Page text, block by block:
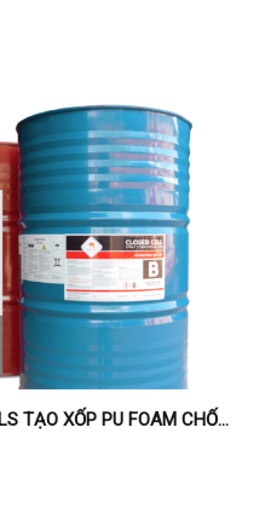
DONSPRAY-502B1 – POLYOLS TẠO XỐP PU FOAM CHỐNG CHÁY – CÁCH NHIỆT HẦM MÁY TÀU THỦY